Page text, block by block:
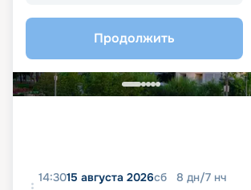
Продолжить
14:3015 августа 2026сб 8 дн/7 нч